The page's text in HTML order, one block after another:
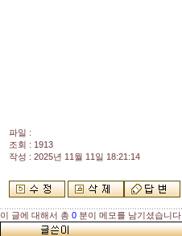
파일 :
조회 : 1913
작성 : 2025년 11월 11일 18:21:14
이 글에 대해서 총 0 분이 메모를 남기셨습니다.